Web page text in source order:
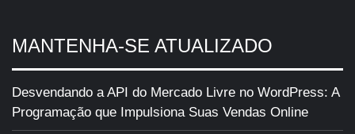
MANTENHA-SE ATUALIZADO
Desvendando a API do Mercado Livre no WordPress: A
Programação que Impulsiona Suas Vendas Online